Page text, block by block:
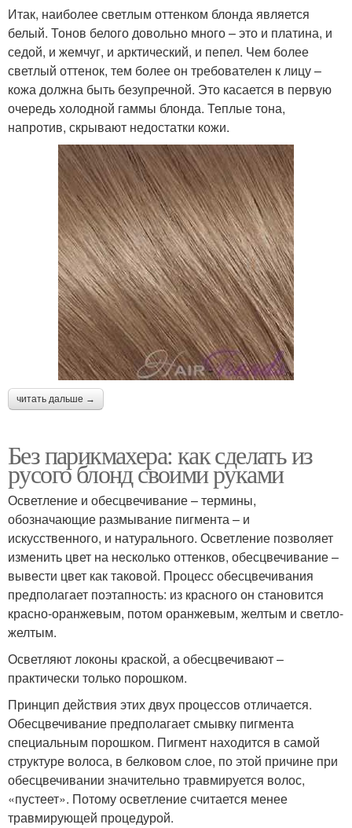
Итак, наиболее светлым оттенком блонда является
белый. Тонов белого довольно много – это и платина, и
седой, и жемчуг, и арктический, и пепел. Чем более
светлый оттенок, тем более он требователен к лицу –
кожа должна быть безупречной. Это касается в первую
очередь холодной гаммы блонда. Теплые тона,
напротив, скрывают недостатки кожи.
читать дальше →
Без парикмахера: как сделать из
русого блонд своими руками
Осветление и обесцвечивание – термины,
обозначающие размывание пигмента – и
искусственного, и натурального. Осветление позволяет
изменить цвет на несколько оттенков, обесцвечивание –
вывести цвет как таковой. Процесс обесцвечивания
предполагает поэтапность: из красного он становится
красно-оранжевым, потом оранжевым, желтым и светло-
желтым.
Осветляют локоны краской, а обесцвечивают –
практически только порошком.
Принцип действия этих двух процессов отличается.
Обесцвечивание предполагает смывку пигмента
специальным порошком. Пигмент находится в самой
структуре волоса, в белковом слое, по этой причине при
обесцвечивании значительно травмируется волос,
«пустеет». Потому осветление считается менее
травмирующей процедурой.